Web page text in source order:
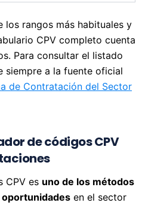
los rangos más habituales y
CPV completo cuenta
Para consultar el listado
siempre a la fuente oficial
de Contratación del Sector
de códigos CPV
CPV es uno de los métodos
en el sector